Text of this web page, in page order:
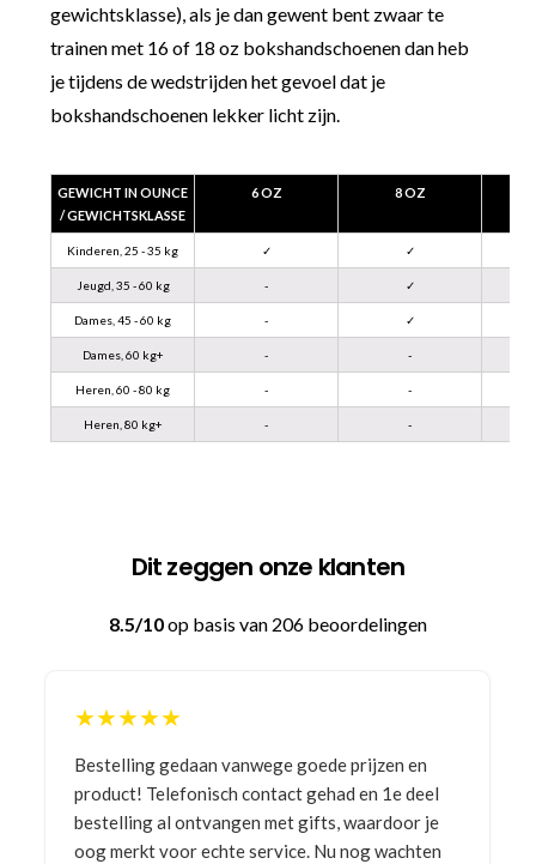
gewichtsklasse), als je dan gewent bent zwaar te
trainen met 16 of 18 oz bokshandschoenen dan heb
je tijdens de wedstrijden het gevoel dat je
bokshandschoenen lekker licht zijn.
GEWICHT IN OUNCE
/ GEWICHTSKLASSE
6 OZ 8 OZ
Kinderen, 25 - 35 kg ✓ ✓
Jeugd, 35 - 60 kg - ✓
Dames, 45 - 60 kg - ✓
Dames, 60 kg+ - -
Heren, 60 - 80 kg - -
Heren, 80 kg+ - -
Dit zeggen onze klanten
8.5/10op basis van 206 beoordelingen
★★★★★
Bestelling gedaan vanwege goede prijzen en
product! Telefonisch contact gehad en 1e deel
bestelling al ontvangen met gifts, waardoor je
oog merkt voor echte service. Nu nog wachten